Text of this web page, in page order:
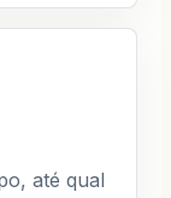
até qual